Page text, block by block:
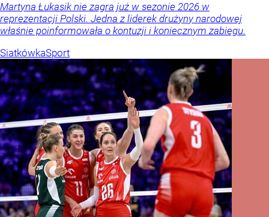
Martyna Łukasik nie zagra już w sezonie 2026 w
reprezentacji Polski. Jedna z liderek drużyny narodowej
właśnie poinformowała o kontuzji i koniecznym zabiegu.
SiatkówkaSport